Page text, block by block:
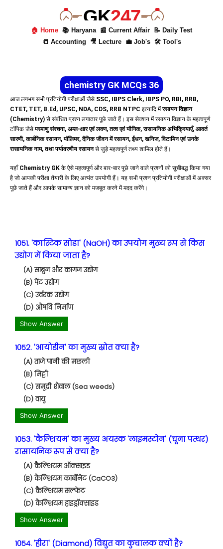
GK247
🏠 Home 📚 Haryana 📰 Current Affair
📝 Daily Test
📒 Accounting
🎥 Lecture 💼 Job's 🛠 Tool's
chemistry GK MCQs 36
आज लगभग सभी प्रतियोगी परीक्षाओं जैसे SSC, IBPS Clerk, IBPS PO, RBI, RRB,
CTET, TET, B.Ed, UPSC, NDA, CDS, RRB NTPC इत्यादि मेंरसायन विज्ञान
(Chemistry) से संबंधित प्रश्न लगातार पूछे जाते हैं। इस सेक्शन में रसायन विज्ञान के महत्वपूर्ण
टॉपिक जैसेपरमाणु संरचना, अम्ल-क्षार एवं लवण, तत्व एवं यौगिक, रासायनिक अभिक्रियाएँ, आवर्त
सारणी, कार्बनिक रसायन, पॉलिमर, दैनिक जीवन में रसायन, ईंधन, खनिज, विटामिन एवं उनके
रासायनिक नाम, तथा पर्यावरणीय रसायनसे जुड़े महत्वपूर्ण तथ्य शामिल होते हैं।
यहाँ Chemistry GK के ऐसे महत्वपूर्ण और बार-बार पूछे जाने वाले प्रश्नों को सूचीबद्ध किया गया
है जो आपकी परीक्षा तैयारी के लिए अत्यंत उपयोगी हैं। यह सभी प्रश्न प्रतियोगी परीक्षाओं में अक्सर
पूछे जाते हैं और आपके सामान्य ज्ञान को मजबूत करने में मदद करेंगे।
1051. 'कास्टिक सोडा' (NaOH) का उपयोग मुख्य रूप से किस
उद्योग में किया जाता है?
(A) साबुन और कागज उद्योग
(B) पेंट उद्योग
(C) उर्वरक उद्योग
(D) औषधि निर्माण
Show Answer
1052. 'आयोडीन' का मुख्य स्रोत क्या है?
(A) ताजे पानी की मछली
(B) मिट्टी
(C) समुद्री शैवाल (Sea weeds)
(D) वायु
Show Answer
1053. 'कैल्शियम' का मुख्य अयस्क 'लाइमस्टोन' (चूना पत्थर)
रासायनिक रूप से क्या है?
(A) कैल्शियम ऑक्साइड
(B) कैल्शियम कार्बोनेट (CaCO3)
(C) कैल्शियम सल्फेट
(D) कैल्शियम हाइड्रॉक्साइड
Show Answer
1054. 'हीरा' (Diamond) विद्युत का कुचालक क्यों है?